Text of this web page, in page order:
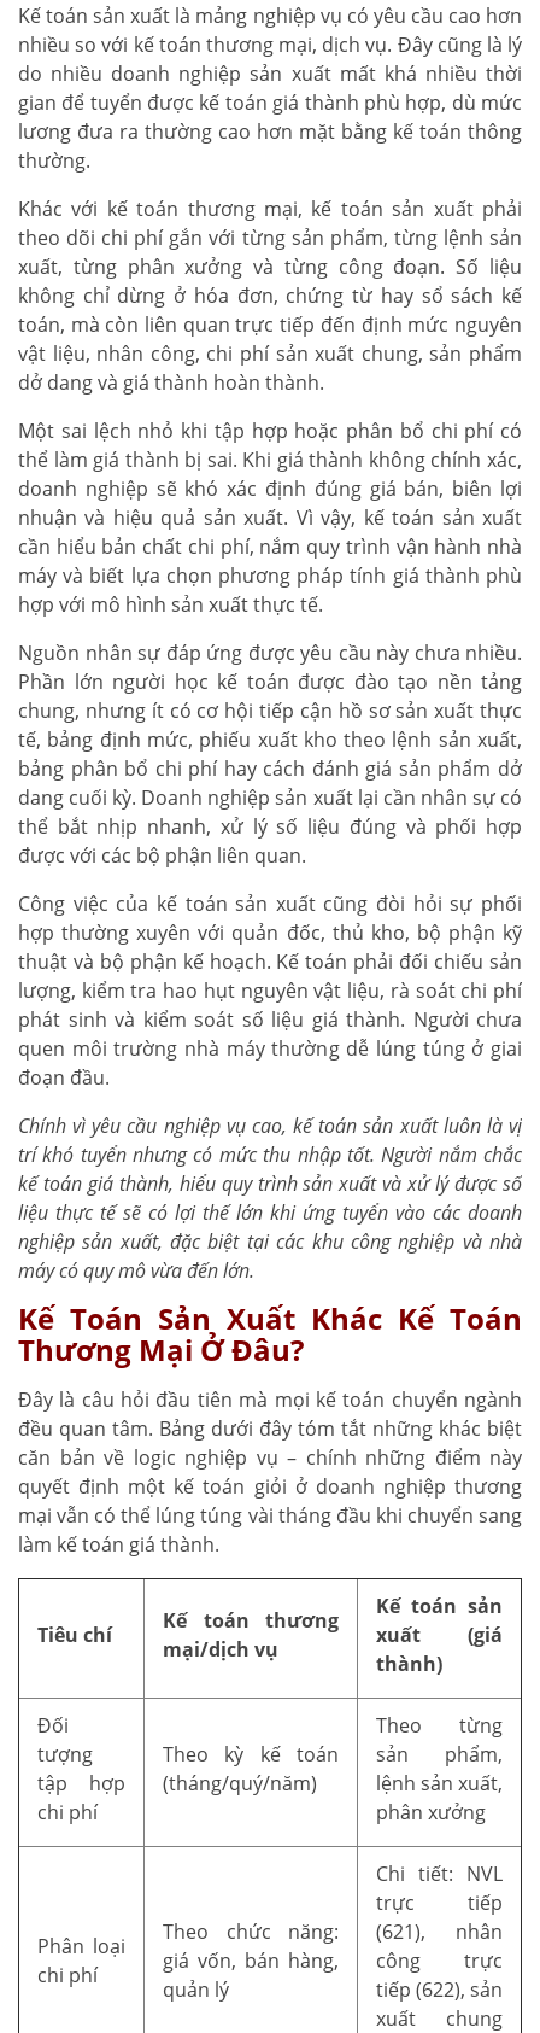
Kế toán sản xuất là mảng nghiệp vụ có yêu cầu cao hơn
nhiều so với kế toán thương mại, dịch vụ. Đây cũng là lý
do nhiều doanh nghiệp sản xuất mất khá nhiều thời
gian để tuyển được kế toán giá thành phù hợp, dù mức
lương đưa ra thường cao hơn mặt bằng kế toán thông
thường.
Khác với kế toán thương mại, kế toán sản xuất phải
theo dõi chi phí gắn với từng sản phẩm, từng lệnh sản
xuất, từng phân xưởng và từng công đoạn. Số liệu
không chỉ dừng ở hóa đơn, chứng từ hay sổ sách kế
toán, mà còn liên quan trực tiếp đến định mức nguyên
vật liệu, nhân công, chi phí sản xuất chung, sản phẩm
dở dang và giá thành hoàn thành.
Một sai lệch nhỏ khi tập hợp hoặc phân bổ chi phí có
thể làm giá thành bị sai. Khi giá thành không chính xác,
doanh nghiệp sẽ khó xác định đúng giá bán, biên lợi
nhuận và hiệu quả sản xuất. Vì vậy, kế toán sản xuất
cần hiểu bản chất chi phí, nắm quy trình vận hành nhà
máy và biết lựa chọn phương pháp tính giá thành phù
hợp với mô hình sản xuất thực tế.
Nguồn nhân sự đáp ứng được yêu cầu này chưa nhiều.
Phần lớn người học kế toán được đào tạo nền tảng
chung, nhưng ít có cơ hội tiếp cận hồ sơ sản xuất thực
tế, bảng định mức, phiếu xuất kho theo lệnh sản xuất,
bảng phân bổ chi phí hay cách đánh giá sản phẩm dở
dang cuối kỳ. Doanh nghiệp sản xuất lại cần nhân sự có
thể bắt nhịp nhanh, xử lý số liệu đúng và phối hợp
được với các bộ phận liên quan.
Công việc của kế toán sản xuất cũng đòi hỏi sự phối
hợp thường xuyên với quản đốc, thủ kho, bộ phận kỹ
thuật và bộ phận kế hoạch. Kế toán phải đối chiếu sản
lượng, kiểm tra hao hụt nguyên vật liệu, rà soát chi phí
phát sinh và kiểm soát số liệu giá thành. Người chưa
quen môi trường nhà máy thường dễ lúng túng ở giai
đoạn đầu.
Chính vì yêu cầu nghiệp vụ cao, kế toán sản xuất luôn là vị
trí khó tuyển nhưng có mức thu nhập tốt. Người nắm chắc
kế toán giá thành, hiểu quy trình sản xuất và xử lý được số
liệu thực tế sẽ có lợi thế lớn khi ứng tuyển vào các doanh
nghiệp sản xuất, đặc biệt tại các khu công nghiệp và nhà
máy có quy mô vừa đến lớn.
Kế Toán Sản Xuất Khác Kế Toán
Thương Mại Ở Đâu?
Đây là câu hỏi đầu tiên mà mọi kế toán chuyển ngành
đều quan tâm. Bảng dưới đây tóm tắt những khác biệt
căn bản về logic nghiệp vụ – chính những điểm này
quyết định một kế toán giỏi ở doanh nghiệp thương
mại vẫn có thể lúng túng vài tháng đầu khi chuyển sang
làm kế toán giá thành.
Tiêu chí
Kế toán thương
mại/dịch vụ
Kế toán sản
xuất (giá
thành)
Đối
tượng
tập hợp
chi phí
Theo kỳ kế toán
(tháng/quý/năm)
Theo từng
sản phẩm,
lệnh sản xuất,
phân xưởng
Phân loại
chi phí
Theo chức năng:
giá vốn, bán hàng,
quản lý
Chi tiết: NVL
trực tiếp
(621), nhân
công trực
tiếp (622), sản
xuất chung